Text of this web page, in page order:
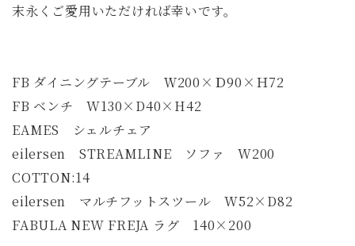
末永くご愛用いただければ幸いです。
FB ダイニングテーブル Ｗ200×Ｄ90×Ｈ72
FB ベンチ W130×D40×H42
EAMES シェルチェア
eilersen STREAMLINE ソファ W200
COTTON:14
eilersen マルチフットスツール W52×D82
FABULA NEW FREJA ラグ 140×200